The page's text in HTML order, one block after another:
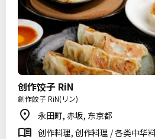
创作饺子 RiN
創作餃子 RiN(リン)
永田町, 赤坂, 东京都
创作料理, 创作料理 / 各类中华